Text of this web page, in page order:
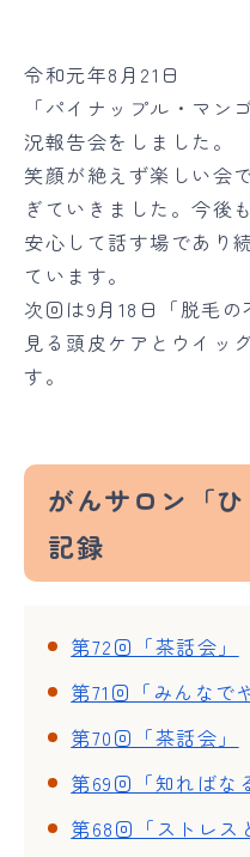
令和元年8月21日
「パイナップル・マン
況報告会をしました。
笑顔が絶えず楽しい会
ぎていきました。今後
安心して話す場であり
ています。
次回は9月18日「脱毛
見る頭皮ケアとウイッ
す。
がんサロン「
記録
第72回「茶話会」
第70回「茶話会」
第68回「ストレス